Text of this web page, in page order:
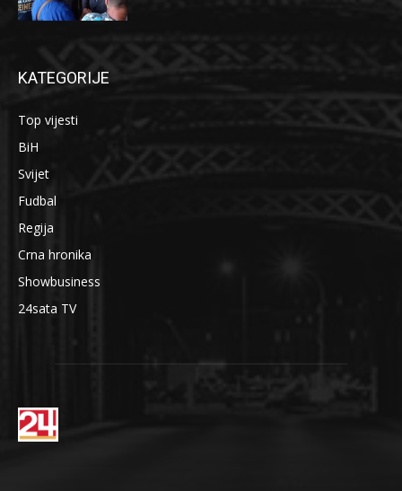
KATEGORIJE
Top vijesti
BiH
Svijet
Fudbal
Regija
Crna hronika
Showbusiness
24sata TV